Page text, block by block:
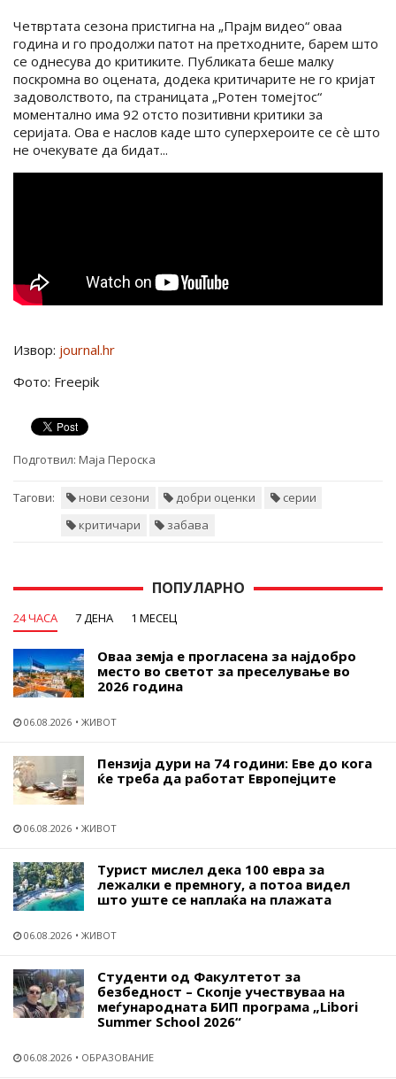
Четвртата сезона пристигна на „Прајм видео“ оваа
година и го продолжи патот на претходните, барем што
се однесува до критиките. Публиката беше малку
поскромна во оцената, додека критичарите не го кријат
задоволството, па страницата „Ротен томејтос“
моментално има 92 отсто позитивни критики за
серијата. Ова е наслов каде што суперхероите се сè што
не очекувате да бидат...
Извор: journal.hr
Фото: Freepik
Подготвил: Маја Пероска
Тагови: нови сезони добри оценки
серии
критичари
забава
ПОПУЛАРНО
24 ЧАСА 7 ДЕНА 1 МЕСЕЦ
Оваа земја е прогласена за најдобро
место во светот за преселување во
2026 година
06.08.2026 ЖИВОТ
Пензија дури на 74 години: Еве до кога
ќе треба да работат Европејците
06.08.2026 ЖИВОТ
Турист мислел дека 100 евра за
лежалки е премногу, а потоа видел
што уште се наплаќа на плажата
06.08.2026 ЖИВОТ
Студенти од Факултетот за
безбедност – Скопје учествуваа на
меѓународната БИП програма „Libori
Summer School 2026“
06.08.2026 ОБРАЗОВАНИЕ